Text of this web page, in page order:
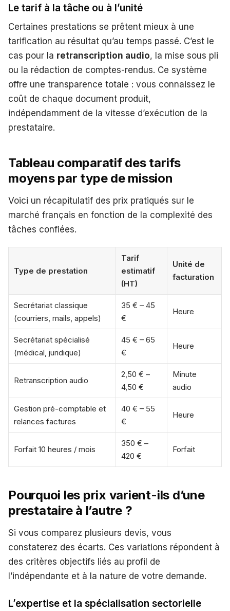
Le tarif à la tâche ou à l’unité
Certaines prestations se prêtent mieux à une
tarification au résultat qu’au temps passé. C’est le
cas pour la retranscription audio, la mise sous pli
ou la rédaction de comptes-rendus. Ce système
offre une transparence totale : vous connaissez le
coût de chaque document produit,
indépendamment de la vitesse d’exécution de la
prestataire.
Tableau comparatif des tarifs
moyens par type de mission
Voici un récapitulatif des prix pratiqués sur le
marché français en fonction de la complexité des
tâches confiées.
Type de prestation
Tarif
estimatif
(HT)
Unité de
facturation
Secrétariat classique
(courriers, mails, appels)
35 € – 45
€
Heure
Secrétariat spécialisé
(médical, juridique)
45 € – 65
€
Heure
Retranscription audio
2,50 € –
4,50 €
Minute
audio
Gestion pré-comptable et
relances factures
40 € – 55
€
Heure
Forfait 10 heures / mois
350 € –
420 €
Forfait
Pourquoi les prix varient-ils d’une
prestataire à l’autre ?
Si vous comparez plusieurs devis, vous
constaterez des écarts. Ces variations répondent à
des critères objectifs liés au profil de
l’indépendante et à la nature de votre demande.
L’expertise et la spécialisation sectorielle